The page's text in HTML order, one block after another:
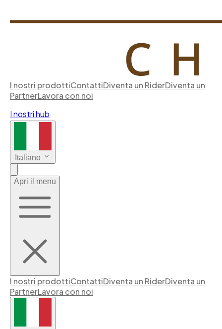
I nostri prodottiContattiDiventa un RiderDiventa un
PartnerLavora con noi
I nostri hub
Italiano
Apri il menu
I nostri prodottiContattiDiventa un RiderDiventa un
PartnerLavora con noi